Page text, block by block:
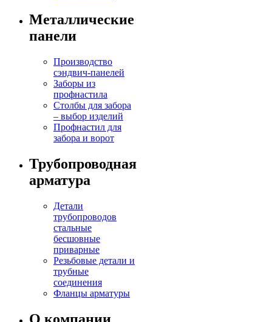
Металлические
панели
Производство
сэндвич-панелей
Заборы из
профнастила
Столбы для забора
– выбор изделий
Профнастил для
забора и ворот
Трубопроводная
арматура
Детали
трубопроводов
стальные
бесшовные
приварные
Резьбовые детали и
трубные
соединения
Фланцы арматуры
О компании